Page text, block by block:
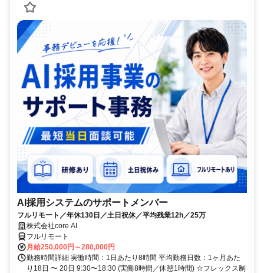
AI採用システムのサポートメンバー
フルリモート／年休130日／土日祝休／平均残業12h／25万
株式会社core AI
フルリモート
月給250,000円～280,000円
勤務時間詳細 実働時間：1日あたり8時間 平均勤務日数：1ヶ月あた
り18日 〜 20日 9:30〜18:30 (実働8時間／休憩1時間) ☆フレックス制